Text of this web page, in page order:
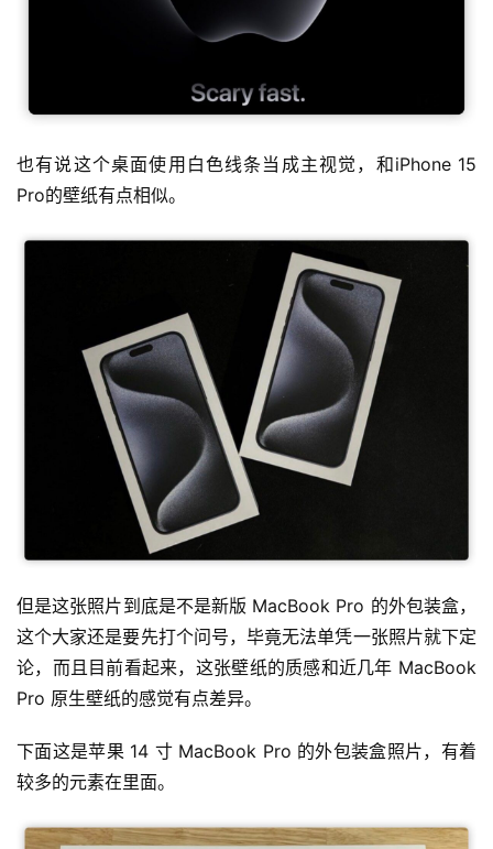
也有说这个桌面使用白色线条当成主视觉，和iPhone 15
Pro的壁纸有点相似。
但是这张照片到底是不是新版 MacBook Pro 的外包装盒，
这个大家还是要先打个问号，毕竟无法单凭一张照片就下定
论，而且目前看起来，这张壁纸的质感和近几年 MacBook
Pro 原生壁纸的感觉有点差异。
下面这是苹果 14 寸 MacBook Pro 的外包装盒照片，有着
较多的元素在里面。